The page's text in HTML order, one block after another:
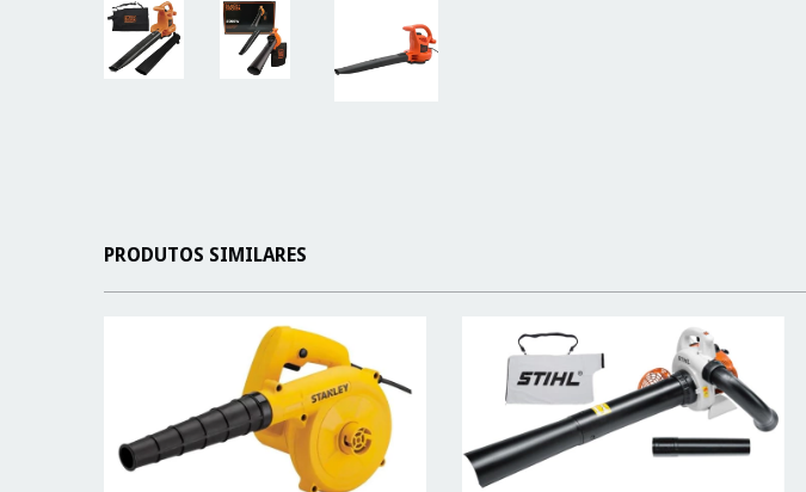
PRODUTOS SIMILARES